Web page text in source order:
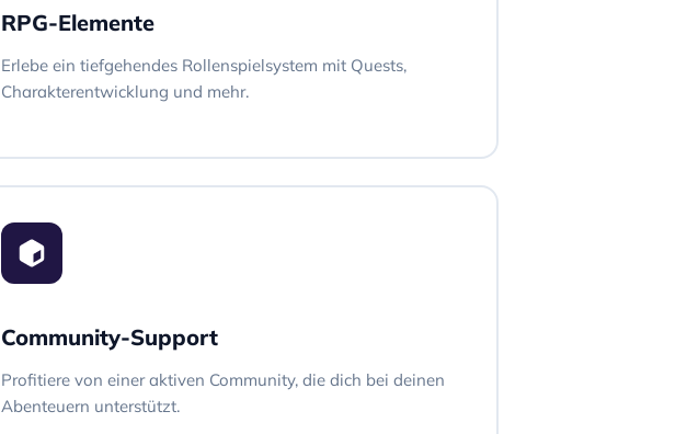
RPG-Elemente
Erlebe ein tiefgehendes Rollenspielsystem mit Quests,
Charakterentwicklung und mehr.
Community-Support
Profitiere von einer aktiven Community, die dich bei deinen
Abenteuern unterstützt.